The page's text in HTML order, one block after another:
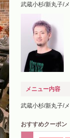
武蔵小杉/新丸子/
メニュー内容
武蔵小杉/新丸子/
おすすめクーポン